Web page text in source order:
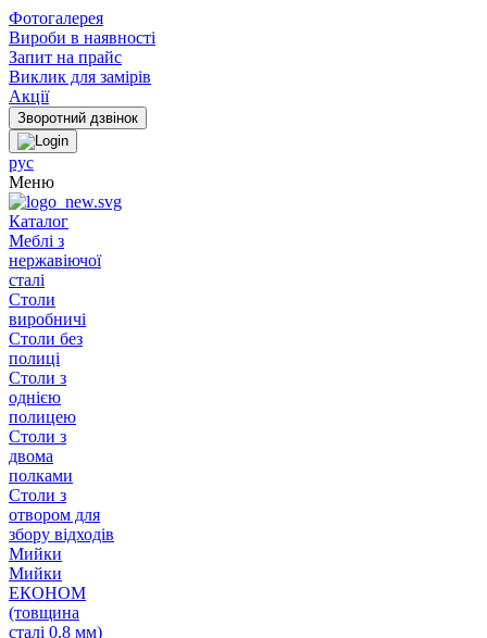
Фотогалерея
Вироби в наявності
Запит на прайс
Виклик для замірів
Акції
рус
Меню
Каталог
Меблі з
нержавіючої
сталі
Столи
виробничі
Столи без
полиці
Столи з
однією
полицею
Столи з
двома
полками
Столи з
отвором для
збору відходів
Мийки
Мийки
ЕКОНОМ
(товщина
сталі 0.8 мм)